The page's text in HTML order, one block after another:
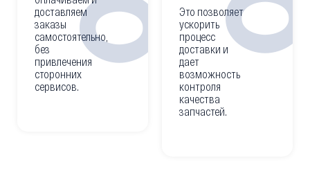
доставляем
заказы
самостоятельно,
без
привлечения
сторонних
сервисов.
Это позволяет
ускорить
процесс
доставки и
дает
возможность
контроля
качества
запчастей.